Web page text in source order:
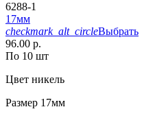
6288-1
17мм
checkmark_alt_circleВыбрать
96.00 р.
По 10 шт
Цвет никель
Размер 17мм